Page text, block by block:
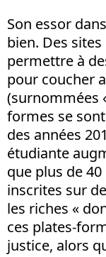
Son essor
bien. Des
permettre à
pour coucher
(surnommées
formes se
des années
étudiante
que plus de
inscrites sur
les riches «
ces plates-
justice, alors